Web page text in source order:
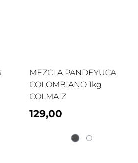
MEZCLA PANDEYUCA
COLOMBIANO 1kg
COLMAIZ
129,00